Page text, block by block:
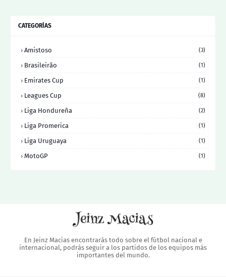
CATEGORÍAS
Amistoso (3)
Brasileirão (1)
Emirates Cup (1)
Leagues Cup (8)
Liga Hondureña (2)
Liga Promerica (1)
Liga Uruguaya (1)
MotoGP (1)
En Jeinz Macias encontrarás todo sobre el fútbol nacional e
internacional, podrás seguir a los partidos de los equipos más
importantes del mundo.